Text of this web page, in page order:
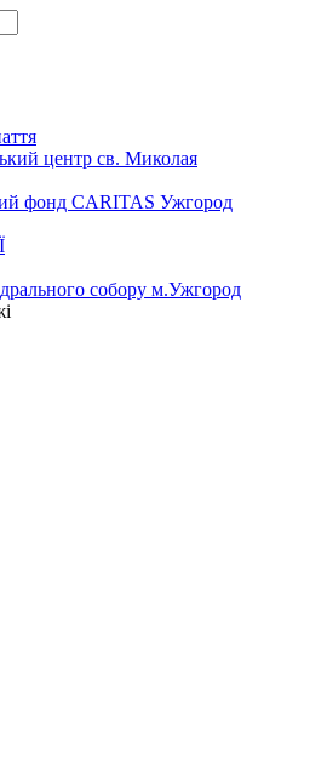
центр св. Миколая
фонд CARITAS Ужгород
собору м.Ужгород